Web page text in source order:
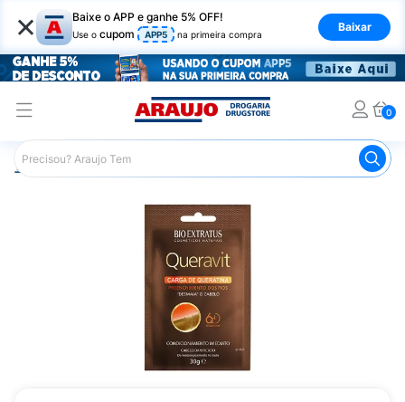
× Baixe o APP e ganhe 5% OFF!
Use o cupom APP5 na primeira compra
Baixar
0
Araujo Cabelo Creme de